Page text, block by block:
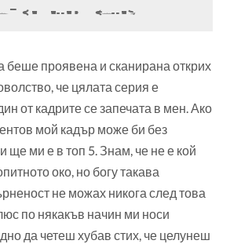
– CEMETERY GATES
беше проявена и сканирана открих
че цялата серия е
от кадрите се запечата в мен. Ако
мой кадър може би без
ще ми е в топ 5. Знам, че не е кой
око, но богу такава
не можах никога след това
по някакъв начин ми носи
да четеш хубав стих, че целунеш